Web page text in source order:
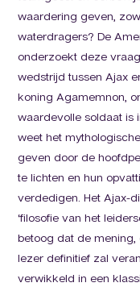
waardering geven,
waterdragers? De
onderzoekt deze
wedstrijd tussen Ajax
koning Agamemnon,
waardevolle soldaat is
weet het
geven door de
te lichten en hun
verdedigen. Het Ajax-
‘filosofie van het
betoog dat de
lezer definitief zal
verwikkeld in een